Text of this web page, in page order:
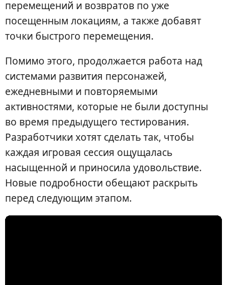
перемещений и возвратов по уже
посещенным локациям, а также добавят
точки быстрого перемещения.
Помимо этого, продолжается работа над
системами развития персонажей,
ежедневными и повторяемыми
активностями, которые не были доступны
во время предыдущего тестирования.
Разработчики хотят сделать так, чтобы
каждая игровая сессия ощущалась
насыщенной и приносила удовольствие.
Новые подробности обещают раскрыть
перед следующим этапом.